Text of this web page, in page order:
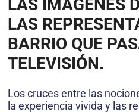
LAS IMAGENES
LAS
BARRIO QUE
TELEVISIÓN.
Los cruces entre las
la experiencia vivida y las